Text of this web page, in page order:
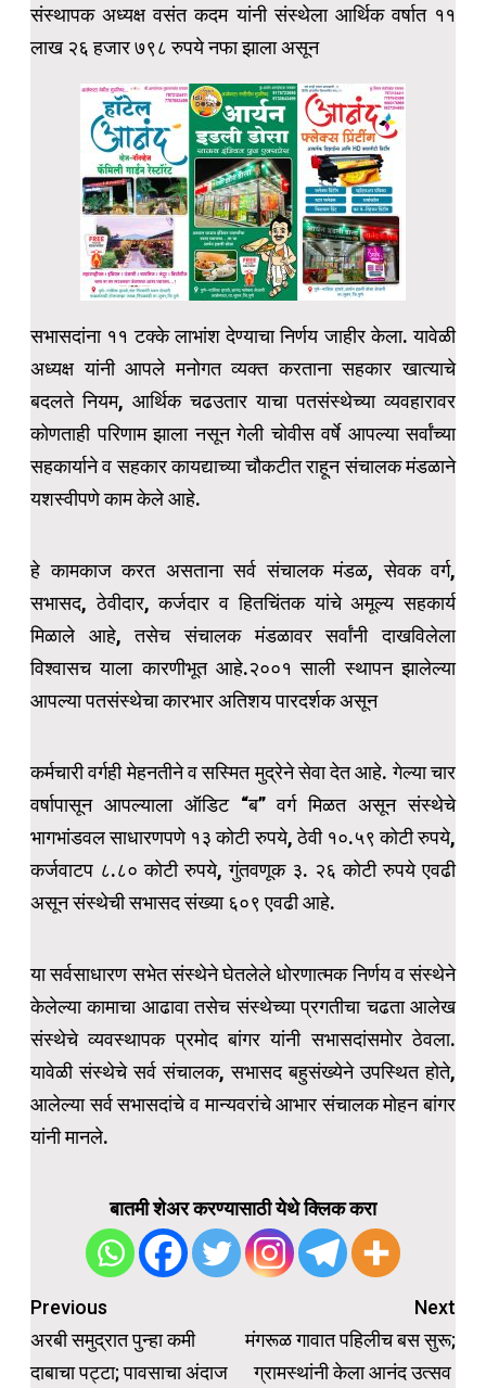
संस्थापक अध्यक्ष वसंत कदम यांनी संस्थेला आर्थिक वर्षात ११
लाख २६ हजार ७९८ रुपये नफा झाला असून
सभासदांना ११ टक्के लाभांश देण्याचा निर्णय जाहीर केला. यावेळी
अध्यक्ष यांनी आपले मनोगत व्यक्त करताना सहकार खात्याचे
बदलते नियम, आर्थिक चढउतार याचा पतसंस्थेच्या व्यवहारावर
कोणताही परिणाम झाला नसून गेली चोवीस वर्षे आपल्या सर्वांच्या
सहकार्याने व सहकार कायद्याच्या चौकटीत राहून संचालक मंडळाने
यशस्वीपणे काम केले आहे.
हे कामकाज करत असताना सर्व संचालक मंडळ, सेवक वर्ग,
सभासद, ठेवीदार, कर्जदार व हितचिंतक यांचे अमूल्य सहकार्य
मिळाले आहे, तसेच संचालक मंडळावर सर्वांनी दाखविलेला
विश्वासच याला कारणीभूत आहे.२००१ साली स्थापन झालेल्या
आपल्या पतसंस्थेचा कारभार अतिशय पारदर्शक असून
कर्मचारी वर्गही मेहनतीने व सस्मित मुद्रेने सेवा देत आहे. गेल्या चार
वर्षापासून आपल्याला ऑडिट “ब” वर्ग मिळत असून संस्थेचे
भागभांडवल साधारणपणे १३ कोटी रुपये, ठेवी १०.५९ कोटी रुपये,
कर्जवाटप ८.८० कोटी रुपये, गुंतवणूक ३. २६ कोटी रुपये एवढी
असून संस्थेची सभासद संख्या ६०९ एवढी आहे.
या सर्वसाधारण सभेत संस्थेने घेतलेले धोरणात्मक निर्णय व संस्थेने
केलेल्या कामाचा आढावा तसेच संस्थेच्या प्रगतीचा चढता आलेख
संस्थेचे व्यवस्थापक प्रमोद बांगर यांनी सभासदांसमोर ठेवला.
यावेळी संस्थेचे सर्व संचालक, सभासद बहुसंख्येने उपस्थित होते,
आलेल्या सर्व सभासदांचे व मान्यवरांचे आभार संचालक मोहन बांगर
यांनी मानले.
बातमी शेअर करण्यासाठी येथे क्लिक करा
Post
navigation
Previous
अरबी समुद्रात पुन्हा कमी
दाबाचा पट्टा; पावसाचा अंदाज
Next
मंगरूळ गावात पहिलीच बस सुरू;
ग्रामस्थांनी केला आनंद उत्सव